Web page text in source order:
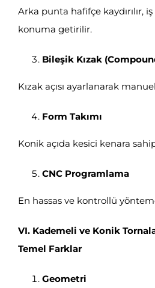
Arka punta hafifçe kaydırılır,
konuma getirilir.
Bileşik Kızak
Kızak açısı ayarlanarak
Form Takımı
Konik açıda kesici kenara
CNC Programlama
En hassas ve kontrollü
VI. Kademeli ve Konik
Temel Farklar
Geometri